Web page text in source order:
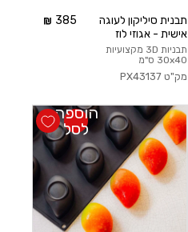
תבנית סיליקון לעוגה
אישית - אגוזי לוז
תבניות 3D מקצועיות
30x40 ס"מ
מק"ט PX43137
385
הוספה
לסל